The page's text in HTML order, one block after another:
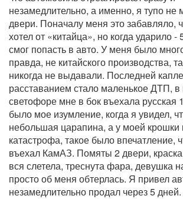
незамедлительно, а именно, я тупо не
двери. Поначалу меня это забавляло,
хотел от «китайца», но когда ударило
смог попасть в авто. У меня было
правда, не китайского производства,
никогда не выдавали. Последней
расставанием стало маленькое ДТП, в
светофоре мне в бок въехала русская
было мое изумление, когда я увидел,
небольшая царапина, а у моей крошки
катастрофа, такое было впечатление,
въехал КамАЗ. Помяты 2 двери,
вся слетела, треснута фара, девушка
просто об меня обтерлась. Я привел
незамедлительно продал через 5 дней.